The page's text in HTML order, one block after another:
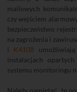
mailowych
czy wejściem
bezpieczeństwo
na zagrożenia i
i K4108
instalacjach
systemu monitoringu